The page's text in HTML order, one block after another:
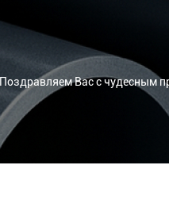
Поздравляем Вас с чудесным